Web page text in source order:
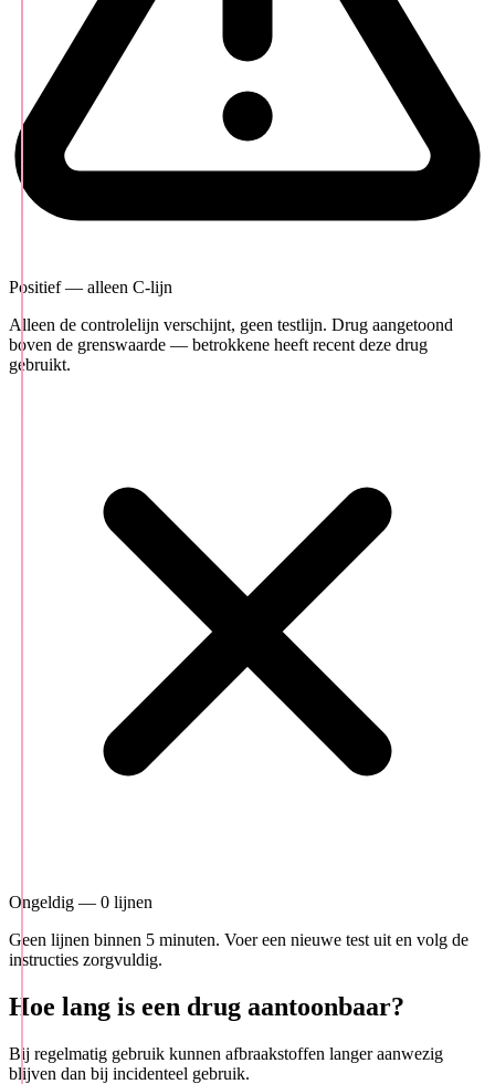
Positief — alleen C-lijn
Alleen de controlelijn verschijnt, geen testlijn. Drug aangetoond
boven de grenswaarde — betrokkene heeft recent deze drug
gebruikt.
Ongeldig — 0 lijnen
Geen lijnen binnen 5 minuten. Voer een nieuwe test uit en volg de
instructies zorgvuldig.
Hoe lang is een drug aantoonbaar?
Bij regelmatig gebruik kunnen afbraakstoffen langer aanwezig
blijven dan bij incidenteel gebruik.